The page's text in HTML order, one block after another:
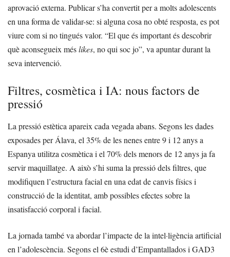
aprovació externa. Publicar s’ha convertit per a molts adolescents
en una forma de validar-se: si alguna cosa no obté resposta, es pot
viure com si no tingués valor. “El que és important és descobrir
què aconsegueix méslikes, no qui soc jo”, va apuntar durant la
seva intervenció.
Filtres, cosmètica i IA: nous factors de
pressió
La pressió estètica apareix cada vegada abans. Segons les dades
exposades per Álava, el 35% de les nenes entre 9 i 12 anys a
Espanya utilitza cosmètica i el 70% dels menors de 12 anys ja fa
servir maquillatge. A això s’hi suma la pressió dels filtres, que
modifiquen l’estructura facial en una edat de canvis físics i
construcció de la identitat, amb possibles efectes sobre la
insatisfacció corporal i facial.
La jornada també va abordar l’impacte de la intel·ligència artificial
en l’adolescència. Segons el 6è estudi d’Empantallados i GAD3